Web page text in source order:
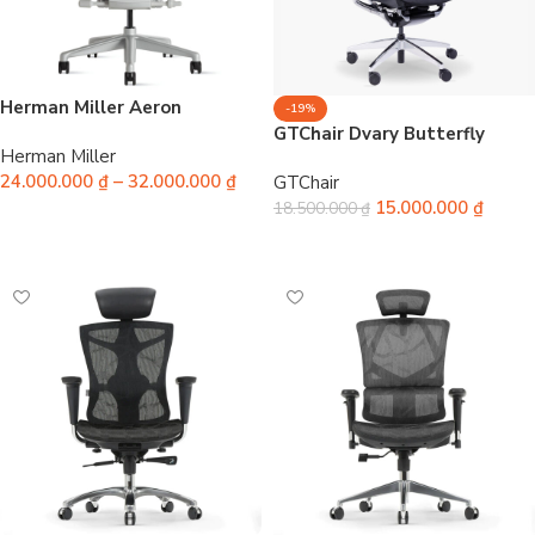
Herman Miller Aeron
Herman Miller
24.000.000 ₫ – 32.000.000 ₫
-19%
GTChair Dvary Butterfly
GTChair
18.500.000₫ 15.000.000 ₫